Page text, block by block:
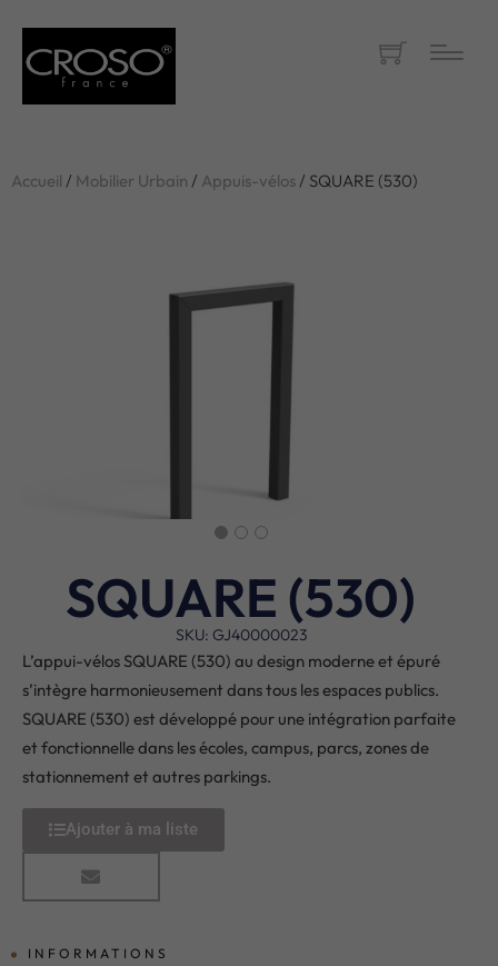
Accueil / Mobilier Urbain / Appuis-vélos/ SQUARE (530)
SQUARE (530)
SKU: GJ40000023
L’appui-vélos SQUARE (530) au design moderne et épuré
s’intègre harmonieusement dans tous les espaces publics.
SQUARE (530) est développé pour une intégration parfaite
et fonctionnelle dans les écoles, campus, parcs, zones de
stationnement et autres parkings.
Ajouter à ma liste
INFORMATIONS